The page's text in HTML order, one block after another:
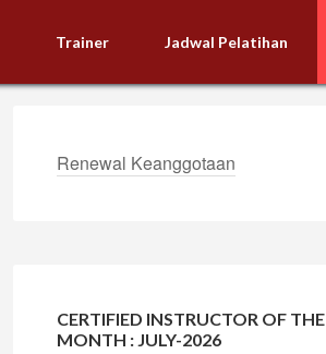
Trainer Jadwal Pelatihan
Renewal Keanggotaan
CERTIFIED INSTRUCTOR OF THE
MONTH : JULY-2026